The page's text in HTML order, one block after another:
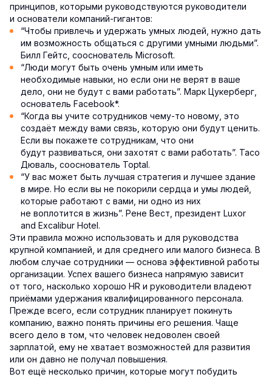
принципов, которыми руководствуются руководители
и основатели компаний-гигантов:
“Чтобы привлечь и удержать умных людей, нужно дать
им возможность общаться с другими умными людьми”.
Билл Гейтс, сооснователь Microsoft.
“Люди могут быть очень умным или иметь
необходимые навыки, но если они не верят в ваше
дело, они не будут с вами работать”. Марк Цукерберг,
основатель Facebook*.
“Когда вы учите сотрудников чему-то новому, это
создаёт между вами связь, которую они будут ценить.
Если вы покажете сотрудникам, что они
будут развиваться, они захотят с вами работать”. Тасо
Дюваль, сооснователь Toptal.
“У вас может быть лучшая стратегия и лучшее здание
в мире. Но если вы не покорили сердца и умы людей,
которые работают с вами, ни одно из них
не воплотится в жизнь”. Рене Вест, президент Luxor
and Excalibur Hotel.
Эти правила можно использовать и для руководства
крупной компанией, и для среднего или малого бизнеса. В
любом случае сотрудники — основа эффективной работы
организации. Успех вашего бизнеса напрямую зависит
от того, насколько хорошо HR и руководители владеют
приёмами удержания квалифицированного персонала.
Прежде всего, если сотрудник планирует покинуть
компанию, важно понять причины его решения. Чаще
всего дело в том, что человек недоволен своей
зарплатой, ему не хватает возможностей для развития
или он давно не получал повышения.
Вот ещё несколько причин, которые могут побудить